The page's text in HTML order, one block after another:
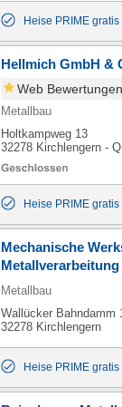
Heise PRIME gratis
Hellmich GmbH &
Web
Metallbau
Holtkampweg 13
32278 Kirchlengern -
Heise PRIME gratis
Mechanische
Metallverarbeitung
Metallbau
Wallücker Bahndamm
32278 Kirchlengern
Heise PRIME gratis